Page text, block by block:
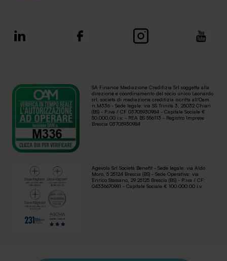
SA Finance Mediazione Creditizia Srl soggetta alla
direzione e coordinamento del socio unico Leonardo
srl, società di mediazione creditizia iscritta all'Oam
n.M336 - Sede legale: via SS Trinità 3, 25032 Chiari
(BS) - P.iva / CF 03705930984 - Capitale Sociale €
50.000,00 i.v. - REA BS 556113 - Registro Imprese
Brescia 03705930984
Agevola Srl Società Benefit - Sede legale: via Aldo
Moro, 5 25124 Brescia (BS) - Sede Operativa: via
Enrico Stassano, 29 25125 Brescia (BS) - P.iva / CF:
04336670981 - Capitale Sociale € 100.000,00 i.v.